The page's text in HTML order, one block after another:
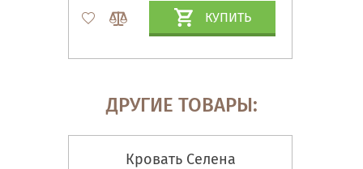
КУПИТЬ
ДРУГИЕ ТОВАРЫ:
Кровать Селена